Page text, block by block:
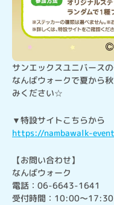
サンエックスユニバース
なんばウォークで夏から
みください☆
https://nambawalk-
【お問い合わせ】
なんばウォーク
電話：06-6643-1641